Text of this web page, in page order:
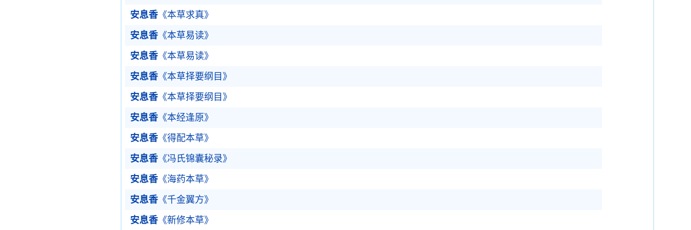
安息香《本草求真》
安息香《本草易读》
安息香《本草易读》
安息香《本草择要纲目》
安息香《本草择要纲目》
安息香《本经逢原》
安息香《得配本草》
安息香《冯氏锦囊秘录》
安息香《海药本草》
安息香《千金翼方》
安息香《新修本草》